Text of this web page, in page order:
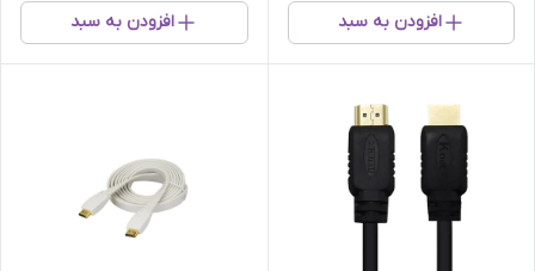
افزودن به سبد افزودن به سبد